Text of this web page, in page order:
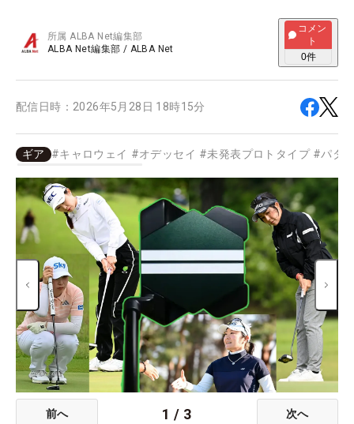
所属ALBA Net編集部
ALBA Net編集部 / ALBA Net
コメン
ト
0件
配信日時： 2026年5月28日 18時15分
ギア #キャロウェイ #オデッセイ #未発表プロトタイプ #パタ
前へ 1 / 3 次へ